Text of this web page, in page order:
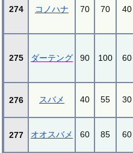
274 コノハナ 70 70 40
275 ダーテング 90 100 60
276 スバメ 40 55 30
277 オオスバメ 60 85 60